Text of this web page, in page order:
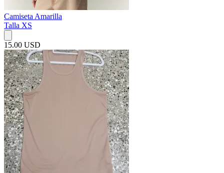
Camiseta Amarilla
Talla XS
15.00 USD